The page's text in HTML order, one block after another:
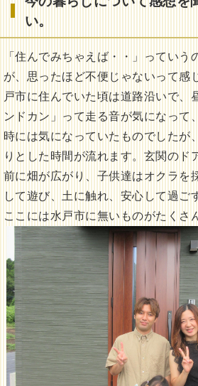
い。
「住んでみちゃえば・・」っていう
が、思ったほど不便じゃないって感
戸市に住んでいた頃は道路沿いで、
ンドカン」って走る音が気になって
時には気になっていたものでしたが
りとした時間が流れます。玄関のド
前に畑が広がり、子供達はオクラを
して遊び、土に触れ、安心して過ご
ここには水戸市に無いものがたくさ